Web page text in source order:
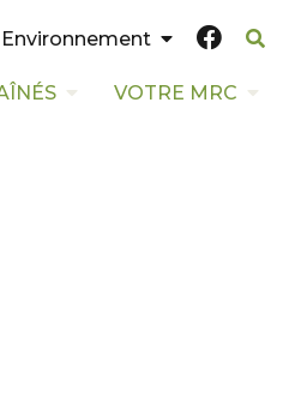
Environnement
VOTRE MRC